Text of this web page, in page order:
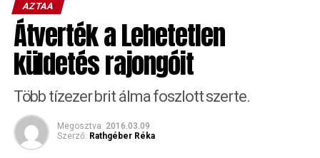
AZTAA
Átverték a Lehetetlen
küldetés rajongóit
Több tízezer brit álma foszlott szerte.
Megosztva 2016.03.09
Szerző: Rathgéber Réka